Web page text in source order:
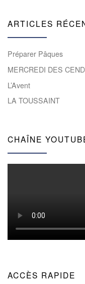
ARTICLES
Préparer Pâques
MERCREDI DES
L’Avent
LA TOUSSAINT
CHAÎNE
ACCÈS RAPIDE